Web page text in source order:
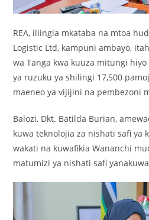
REA, iliingia mkataba na mtoa
Logistic Ltd, kampuni ambayo,
wa Tanga kwa kuuza mitungi
ya ruzuku ya shilingi 17,500
maeneo ya vijijini na pembezoni
Balozi, Dkt. Batilda Burian,
kuwa teknolojia za nishati safi ya
wakati na kuwafikia Wananchi
matumizi ya nishati safi